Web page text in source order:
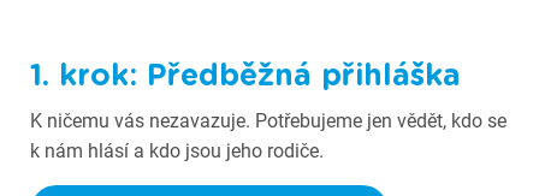
1. krok: Předběžná přihláška
K ničemu vás nezavazuje. Potřebujeme jen vědět, kdo se
k nám hlásí a kdo jsou jeho rodiče.